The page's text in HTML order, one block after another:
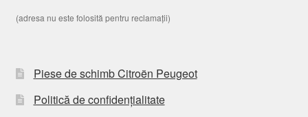
(adresa nu este folosită pentru reclamații)
Piese de schimb Citroën Peugeot
Politică de confidențialitate